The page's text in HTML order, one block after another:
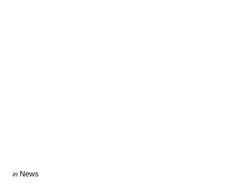
Categories
Posted
in News